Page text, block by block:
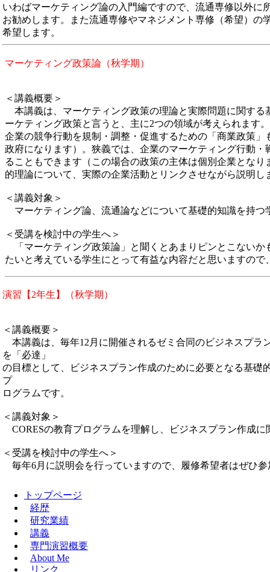
いわばマーケティング論の入門編ですので、流通専修以外に
お勧めします。また流通専修やマネジメント専修（希望）の
希望します。
マーケティング政策論（秋学期）
＜講義概要＞
本講義は、マーケティング政策の理論と実際問題に関す
ーケティング政策と言うと、主に2つの領域が考えられます
企業の競争行動を規制・調整・促進するための「商業政策
政府になります）。狭義では、企業のマーケティング行動
ることもできます（この場合の政策の主体は個別企業とな
的理論について、実際の企業活動とリンクさせながら説明
＜講義対象＞
マーケティング論、流通論などについて基礎的知識を持つ
＜受講を検討中の学生へ＞
「マーケティング政策論」と聞くとあまりピンとこない
たいと考えている学生にとって有益な内容だと思いますの
演習【2年生】（秋学期）
＜講義概要＞
本講義は、毎年12月に開催されるゼミ合同のビジネスプラ
を「必達」
の目標として、ビジネスプラン作成のために必要となる基礎
プ
ログラムです。
＜講義対象＞
CORESの教育プログラムを理解し、ビジネスプラン作成に
＜受講を検討中の学生へ＞
毎年6月に説明会を行っていますので、履修希望者はぜひ参
トップページ
経歴
研究業績
講義
専門演習概要
About Me
リンク